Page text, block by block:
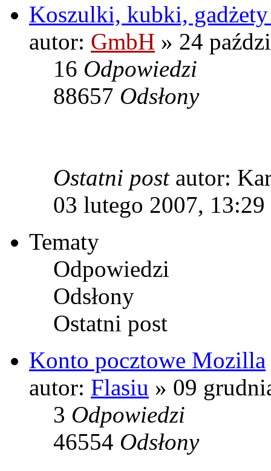
Koszulki, kubki,
autor: GmbH » 24
16 Odpowiedzi
88657 Odsłony
Ostatni post autor:
03 lutego 2007, 13:29
Tematy
Odpowiedzi
Odsłony
Ostatni post
Konto pocztowe Mozilla
autor: Flasiu » 09
3 Odpowiedzi
46554 Odsłony